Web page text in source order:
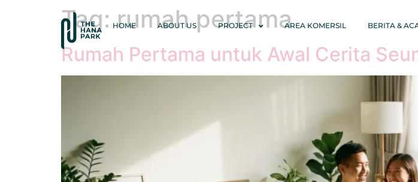
HOME ABOUT US PROJECT AREA KOMERSIL BERITA &
Tag:rumah pertama
Rumah Pertama untuk Awal Cerita